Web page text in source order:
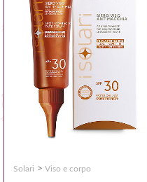
Solari > Viso e corpo